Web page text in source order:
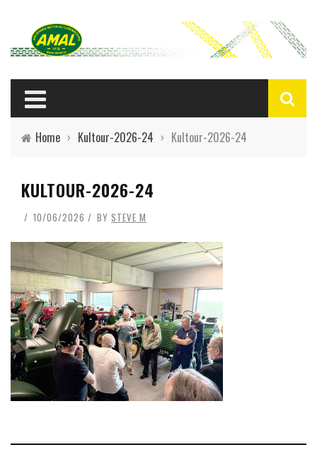
Home › Kultour-2026-24 › Kultour-2026-24
KULTOUR-2026-24
10/06/2026 BY STEVE M